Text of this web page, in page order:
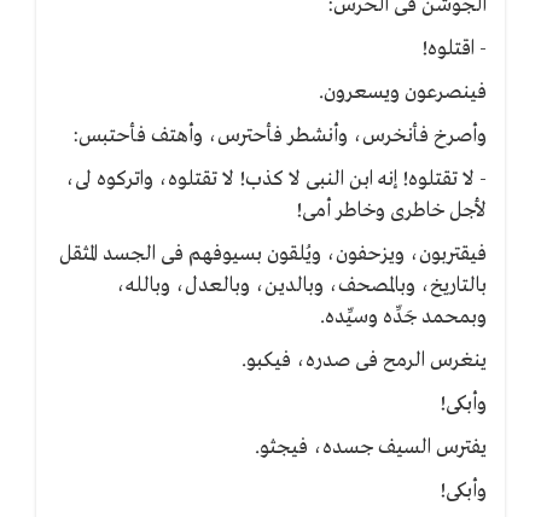
الجوشن فى الحرس:
- اقتلوه!
فينصرعون ويسعرون.
وأصرخ فأنخرس، وأنشطر فأحترس، وأهتف فأحتبس:
- لا تقتلوه! إنه ابن النبى لا كذب! لا تقتلوه، واتركوه لى،
لأجل خاطرى وخاطر أمى!
فيقتربون، ويزحفون، ويُلقون بسيوفهم فى الجسد المثقل
بالتاريخ، وبالمصحف، وبالدين، وبالعدل، وبالله،
وبمحمد جَدِّه وسيِّده.
ينغرس الرمح فى صدره، فيكبو.
وأبكى!
يفترس السيف جسده، فيجثو.
وأبكى!